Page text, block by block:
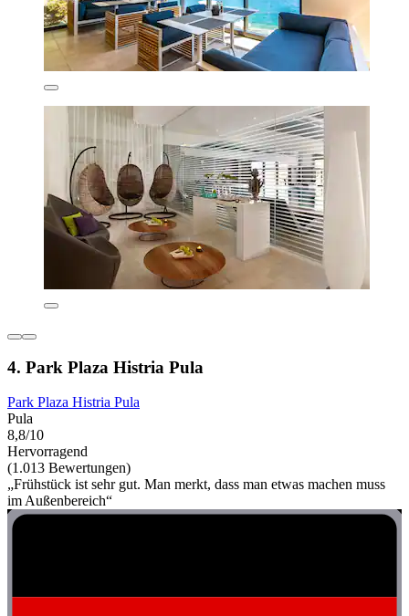
4. Park Plaza Histria Pula
Park Plaza Histria Pula
Pula
8,8/10
Hervorragend
(1.013 Bewertungen)
„Frühstück ist sehr gut. Man merkt, dass man etwas machen muss
im Außenbereich“